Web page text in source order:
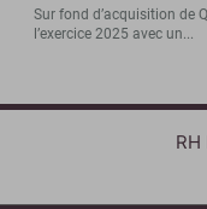
Sur fond d’acquisition de
l’exercice 2025 avec un...